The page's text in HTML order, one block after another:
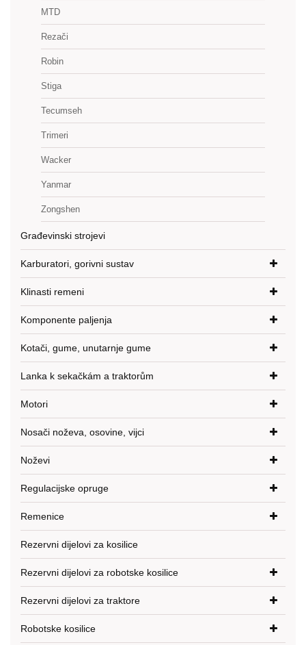
MTD
Rezači
Robin
Stiga
Tecumseh
Trimeri
Wacker
Yanmar
Zongshen
Građevinski strojevi
Karburatori, gorivni sustav
Klinasti remeni
Komponente paljenja
Kotači, gume, unutarnje gume
Lanka k sekačkám a traktorům
Motori
Nosači noževa, osovine, vijci
Noževi
Regulacijske opruge
Remenice
Rezervni dijelovi za kosilice
Rezervni dijelovi za robotske kosilice
Rezervni dijelovi za traktore
Robotske kosilice